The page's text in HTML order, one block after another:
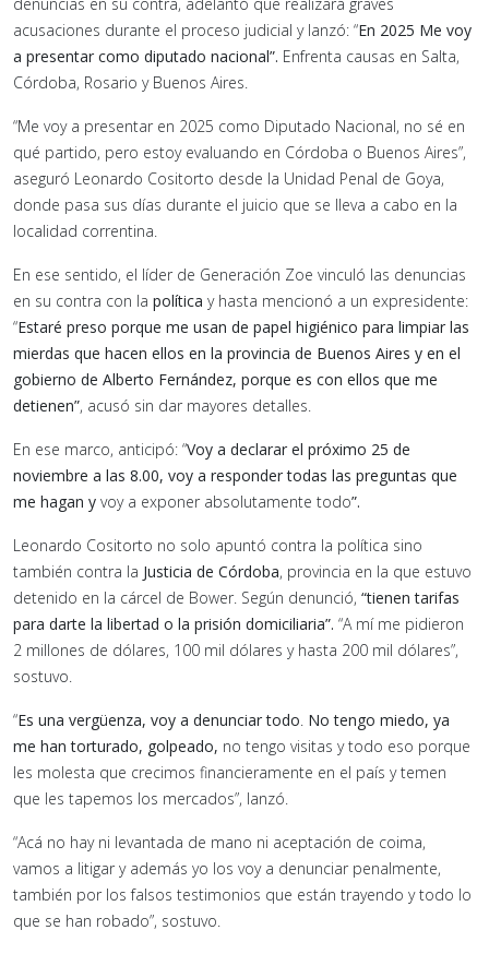
acusaciones durante el proceso judicial y lanzó: “En 2025 Me voy
a presentar como diputado nacional”. Enfrenta causas en Salta,
Córdoba, Rosario y Buenos Aires.
“Me voy a presentar en 2025 como Diputado Nacional, no sé en
qué partido, pero estoy evaluando en Córdoba o Buenos Aires”,
aseguró Leonardo Cositorto desde la Unidad Penal de Goya,
donde pasa sus días durante el juicio que se lleva a cabo en la
localidad correntina.
En ese sentido, el líder de Generación Zoe vinculó las denuncias
en su contra con la política y hasta mencionó a un expresidente:
“Estaré preso porque me usan de papel higiénico para limpiar las
mierdas que hacen ellos en la provincia de Buenos Aires y en el
gobierno de Alberto Fernández, porque es con ellos que me
detienen”, acusó sin dar mayores detalles.
En ese marco, anticipó: “Voy a declarar el próximo 25 de
noviembre a las 8.00, voy a responder todas las preguntas que
me hagan y voy a exponer absolutamente todo”.
Leonardo Cositorto no solo apuntó contra la política sino
también contra la Justicia de Córdoba, provincia en la que estuvo
detenido en la cárcel de Bower. Según denunció, “tienen tarifas
para darte la libertad o la prisión domiciliaria”. “A mí me pidieron
2 millones de dólares, 100 mil dólares y hasta 200 mil dólares”,
sostuvo.
“Es una vergüenza, voy a denunciar todo No tengo miedo, ya
me han torturado, golpeado, no tengo visitas y todo eso porque
les molesta que crecimos financieramente en el país y temen
que les tapemos los mercados”, lanzó.
“Acá no hay ni levantada de mano ni aceptación de coima,
vamos a litigar y además yo los voy a denunciar penalmente,
también por los falsos testimonios que están trayendo y todo lo
que se han robado”, sostuvo.